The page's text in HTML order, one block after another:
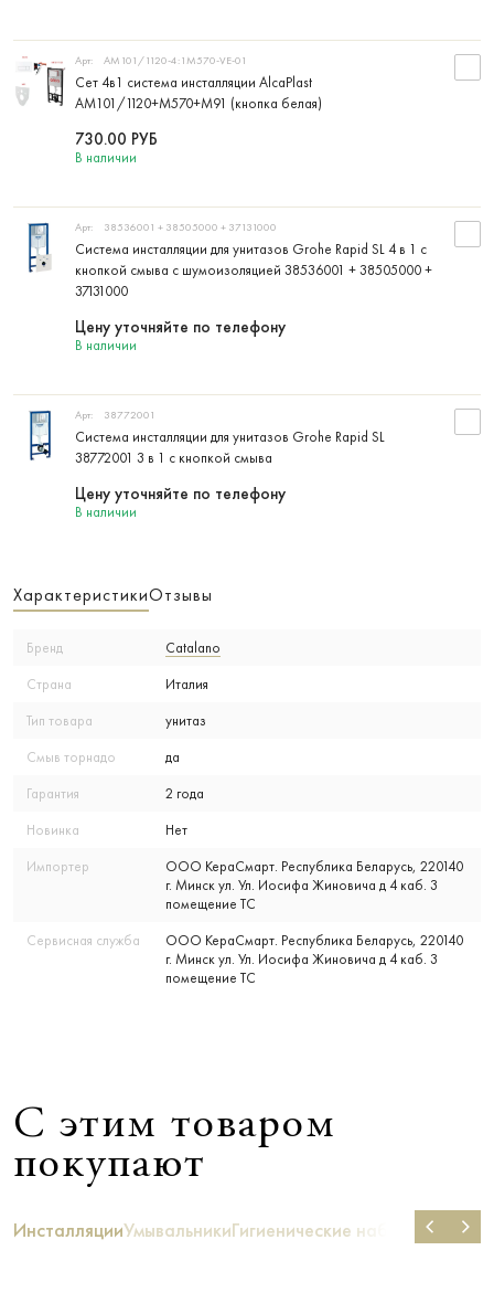
Сет 4в1 система инсталляции AlcaPlast
AM101/1120+M570+M91 (кнопка белая)
Арт: AM101/1120-4:1M570-VE-01
В наличии
730.00 РУБ
Система инсталляции для унитазов Grohe Rapid SL 4 в 1 с
кнопкой смыва с шумоизоляцией 38536001 + 38505000 +
37131000
Арт: 38536001 + 38505000 + 37131000
В наличии
Цену уточняйте по телефону
Система инсталляции для унитазов Grohe Rapid SL
38772001 3 в 1 с кнопкой смыва
Арт: 38772001
В наличии
Цену уточняйте по телефону
ХарактеристикиОтзывы
Бренд Catalano
Страна Италия
Тип товара унитаз
Смыв торнадо да
Гарантия 2 года
Новинка Нет
Импортер
ООО КераСмарт. Республика Беларусь, 220140
г. Минск ул. Ул. Иосифа Жиновича д 4 каб. 3
помещение ТС
Сервисная служба
ООО КераСмарт. Республика Беларусь, 220140
г. Минск ул. Ул. Иосифа Жиновича д 4 каб. 3
помещение ТС
С этим товаром
покупают
ИнсталляцииУмывальникиГигиенические наборы душа